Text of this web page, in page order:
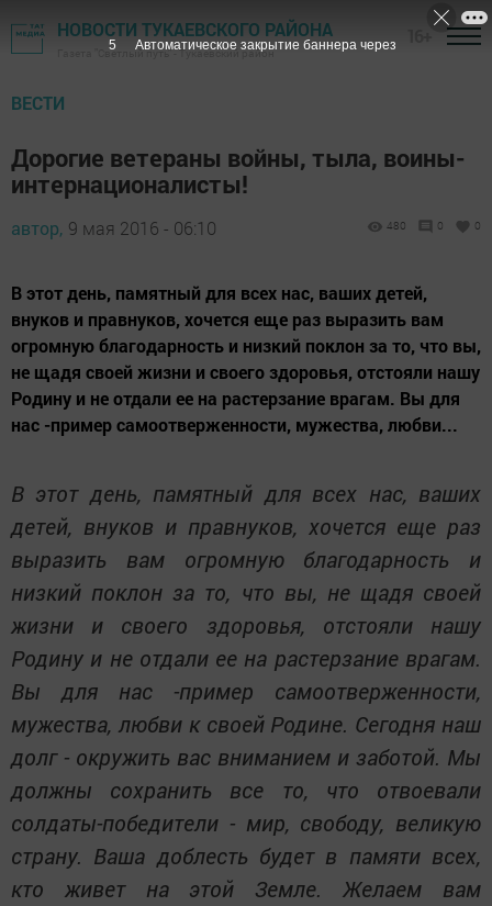
НОВОСТИ ТУКАЕВСКОГО РАЙОНА
Газета "Светлый путь" - Тукаевский район
ВЕСТИ
Дорогие ветераны войны, тыла, воины-
интернационалисты!
автор, 9 мая 2016 - 06:10 480 0 0
В этот день, памятный для всех нас, ваших детей,
внуков и правнуков, хочется еще раз выразить вам
огромную благодарность и низкий поклон за то, что вы,
не щадя своей жизни и своего здоровья, отстояли нашу
Родину и не отдали ее на растерзание врагам. Вы для
нас -пример самоотверженности, мужества, любви...
В этот день, памятный для всех нас, ваших
детей, внуков и правнуков, хочется еще раз
выразить вам огромную благодарность и
низкий поклон за то, что вы, не щадя своей
жизни и своего здоровья, отстояли нашу
Родину и не отдали ее на растерзание врагам.
Вы для нас -пример самоотверженности,
мужества, любви к своей Родине. Сегодня наш
долг - окружить вас вниманием и заботой. Мы
должны сохранить все то, что отвоевали
солдаты-победители - мир, свободу, великую
страну. Ваша доблесть будет в памяти всех,
кто живет на этой Земле. Желаем вам
4 Автоматическое закрытие баннера через